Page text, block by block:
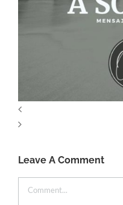
Leave A Comment
Comment